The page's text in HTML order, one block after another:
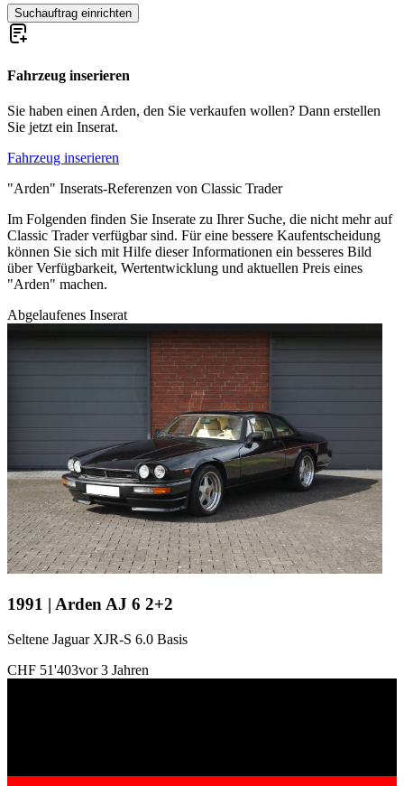
Suchauftrag einrichten
Fahrzeug inserieren
Sie haben einen Arden, den Sie verkaufen wollen? Dann erstellen
Sie jetzt ein Inserat.
Fahrzeug inserieren
"Arden" Inserats-Referenzen von Classic Trader
Im Folgenden finden Sie Inserate zu Ihrer Suche, die nicht mehr auf
Classic Trader verfügbar sind. Für eine bessere Kaufentscheidung
können Sie sich mit Hilfe dieser Informationen ein besseres Bild
über Verfügbarkeit, Wertentwicklung und aktuellen Preis eines
"Arden" machen.
Abgelaufenes Inserat
1991 | Arden AJ 6 2+2
Seltene Jaguar XJR-S 6.0 Basis
CHF 51'403vor 3 Jahren